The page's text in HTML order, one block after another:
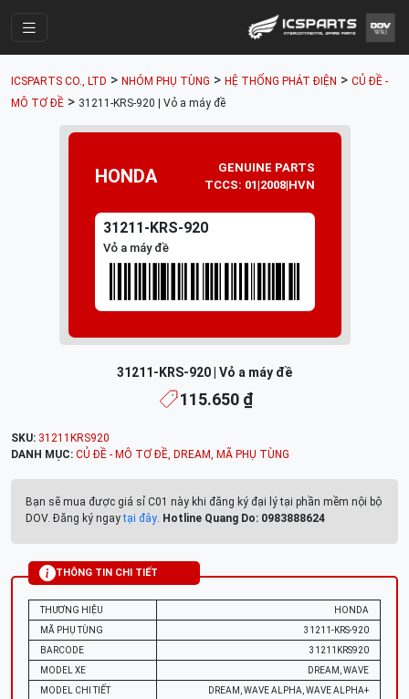
Cửa Hàng
Parts Catalogue
Mã Phụ Tùng
Tài khoản
ICSPARTS CO., LTD > NHÓM PHỤ TÙNG > HỆ THỐNG PHÁT ĐIỆN > CỦ ĐỀ -
MÔ TƠ ĐỀ > 31211-KRS-920 | Vỏ a máy đề
HONDA
GENUINE PARTS
TCCS: 01|2008|HVN
31211-KRS-920
Vỏ a máy đề
31211-KRS-920 | Vỏ a máy đề
115.650 ₫
SKU: 31211KRS920
DANH MỤC: CỦ ĐỀ - MÔ TƠ ĐỀ, DREAM, MÃ PHỤ TÙNG
Bạn sẽ mua được giá sỉ C01 này khi đăng ký đại lý tại phần mềm nội bộ
DOV. Đăng ký ngaytại đây. Hotline Quang Do: 0983888624
THÔNG TIN CHI TIẾT
THƯƠNG HIỆU
HONDA
MÃ PHỤ TÙNG
31211-KRS-920
BARCODE
31211KRS920
MODEL XE
DREAM, WAVE
MODEL CHI TIẾT
DREAM, WAVE ALPHA, WAVE ALPHA+